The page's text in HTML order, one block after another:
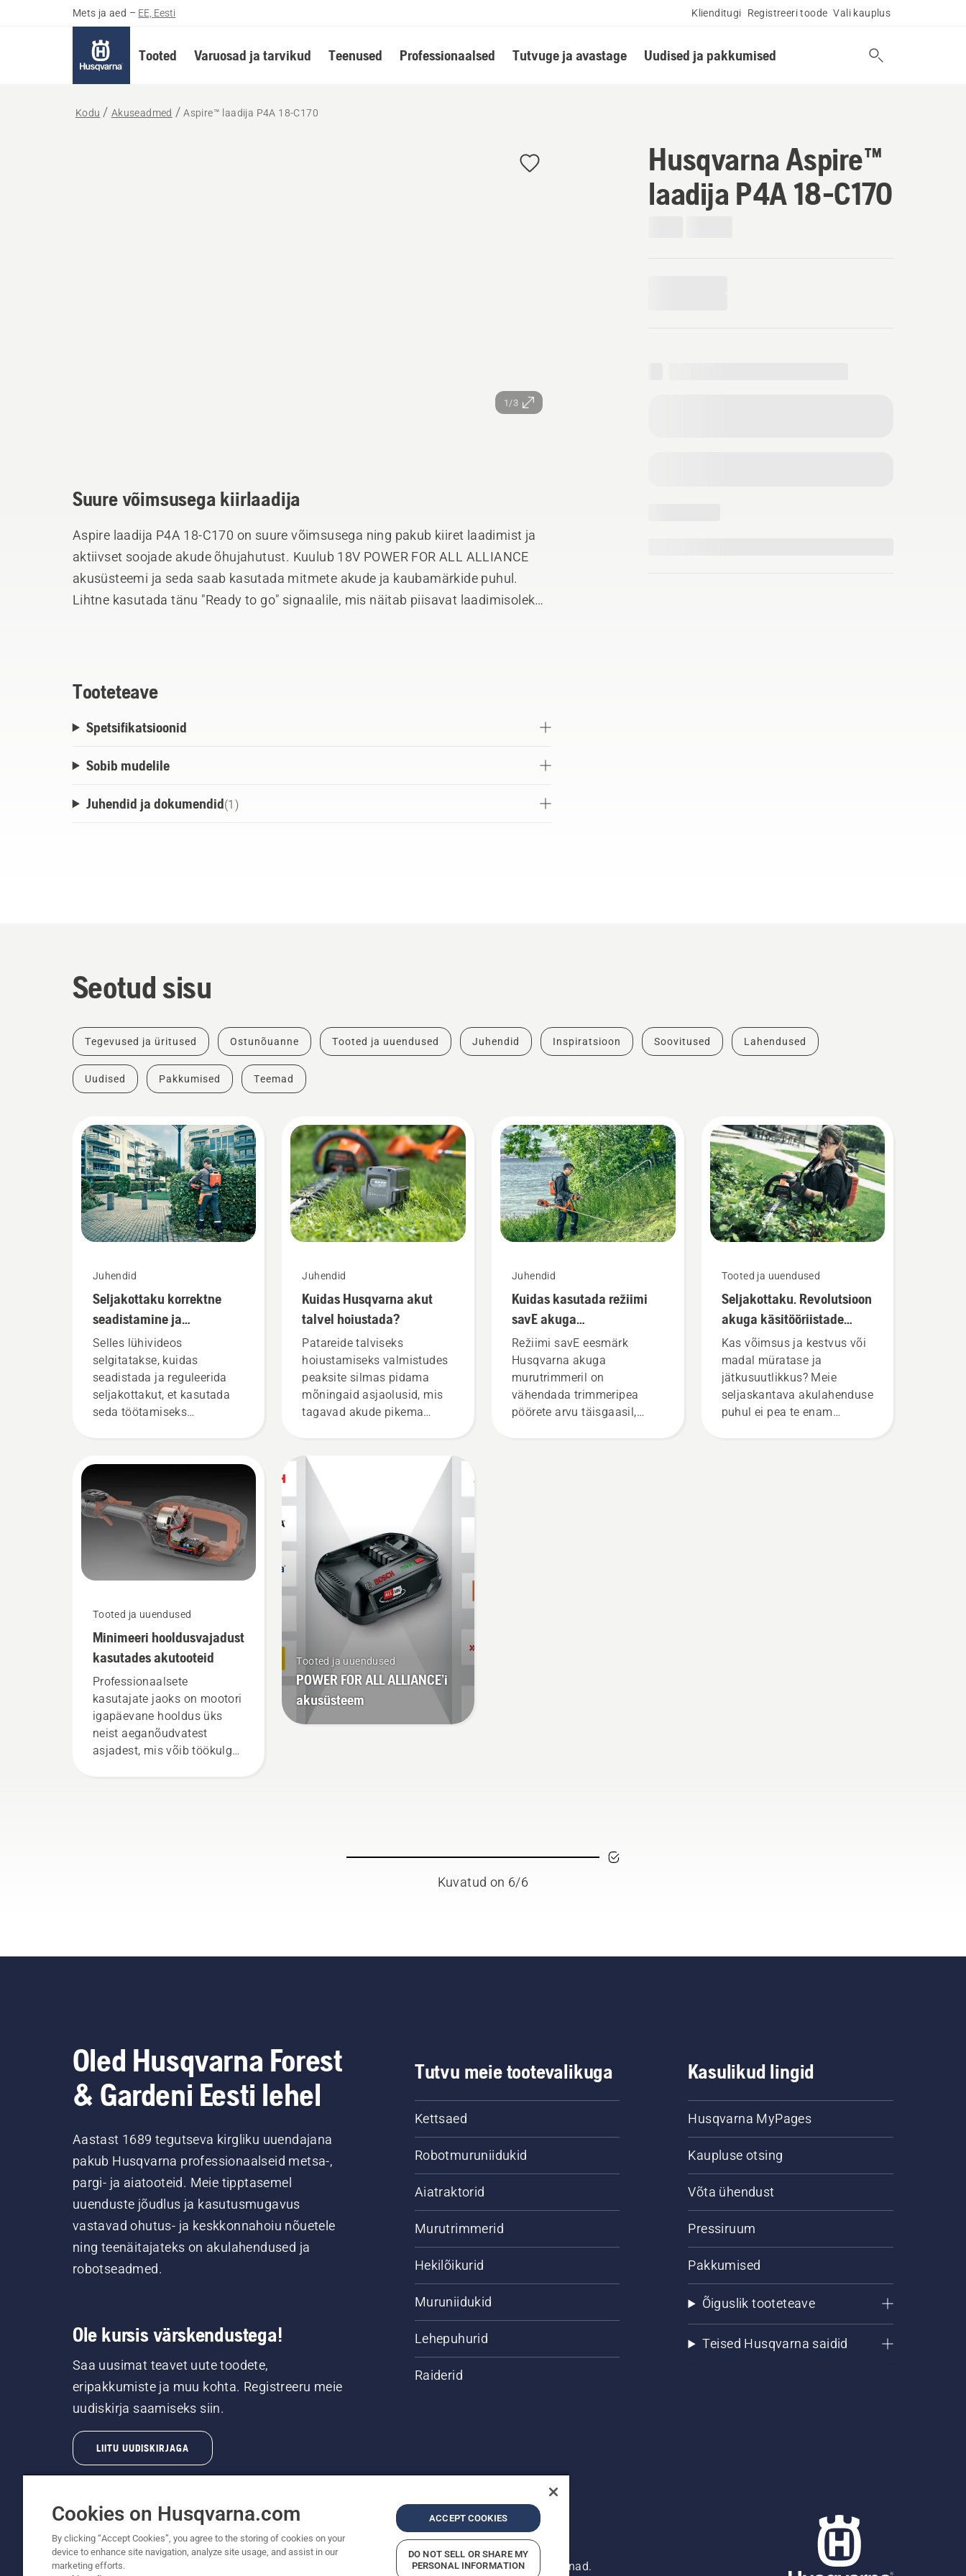
Mets ja aed – EE, Eesti Klienditugi Registreeri toode Vali kauplus
Tooted Varuosad ja tarvikud Teenused Professionaalsed Tutvuge ja avastage Uudised ja pakkumised
Kodu Akuseadmed Aspire™ laadija P4A 18-C170
1/3
Husqvarna Aspire™
laadija P4A 18-C170
Suure võimsusega kiirlaadija
Aspire laadija P4A 18-C170 on suure võimsusega ning pakub kiiret laadimist ja
aktiivset soojade akude õhujahutust. Kuulub 18V POWER FOR ALL ALLIANCE
akusüsteemi ja seda saab kasutada mitmete akude ja kaubamärkide puhul.
Lihtne kasutada tänu "Ready to go" signaalile, mis näitab piisavat laadimisolekut.
Tooteteave
Spetsifikatsioonid
Sobib mudelile
Juhendid ja dokumendid(1 )
Seotud sisu
Tegevused ja üritused Ostunõuanne Tooted ja uuendused Juhendid Inspiratsioon Soovitused Lahendused
Uudised Pakkumised Teemad
Juhendid
Seljakottaku korrektne
seadistamine ja
reguleerimine
Selles lühivideos
selgitatakse, kuidas
seadistada ja reguleerida
seljakottakut, et kasutada
seda töötamiseks
akutoodetega. Hästi istuv
mugavama kasutamise ja
väsitab kasutamise ajal
vähem, võimaldades nii
pikemat pausideta tööd.
Tooted ja uuendused
Minimeeri hooldusvajadust
kasutades akutooteid
Professionaalsete
kasutajate jaoks on mootori
igapäevane hooldus üks
neist aeganõudvatest
asjadest, mis võib töökulgu
Juhendid
Kuidas Husqvarna akut
talvel hoiustada?
Patareide talviseks
hoiustamiseks valmistudes
peaksite silmas pidama
mõningaid asjaolusid, mis
tagavad akude pikema
Tooted ja uuendused
POWER FOR ALL ALLIANCE’i
akusüsteem
Juhendid
Kuidas kasutada režiimi
savE akuga
murutrimmeril?
Režiimi savE eesmärk
Husqvarna akuga
murutrimmeril on
vähendada trimmeripea
pöörete arvu täisgaasil,
Tooted ja uuendused
Seljakottaku. Revolutsioon
akuga käsitööriistade
vallas
Kas võimsus ja kestvus või
madal müratase ja
jätkusuutlikkus? Meie
seljaskantava akulahenduse
puhul ei pea te enam
Kuvatud on 6/6
Oled Husqvarna Forest
& Gardeni Eesti lehel
Aastast 1689 tegutseva kirgliku uuendajana
pakub Husqvarna professionaalseid metsa-,
pargi- ja aiatooteid. Meie tipptasemel
uuenduste jõudlus ja kasutusmugavus
vastavad ohutus- ja keskkonnahoiu nõuetele
ning teenäitajateks on akulahendused ja
robotseadmed.
Ole kursis värskendustega!
Saa uusimat teavet uute toodete,
eripakkumiste ja muu kohta. Registreeru meie
uudiskirja saamiseks siin.
LIITU UUDISKIRJAGA
Tutvu meie tootevalikuga
Kettsaed
Robotmuruniidukid
Aiatraktorid
Murutrimmerid
Hekilõikurid
Muruniidukid
Lehepuhurid
Raiderid
Kasulikud lingid
Husqvarna MyPages
Kaupluse otsing
Võta ühendust
Pressiruum
Pakkumised
Õiguslik tooteteave
Teised Husqvarna saidid
© Husqvarna AB (publ). Kõik õigused kaitstud. Esitatud hinnad on soovituslikud jaemüügihinnad.
Cookies on Husqvarna.com
By clicking “Accept Cookies”, you agree to the storing of cookies on your
device to enhance site navigation, analyze site usage, and assist in our
marketing efforts.
ACCEPT COOKIES
DO NOT SELL OR SHARE MY
PERSONAL INFORMATION